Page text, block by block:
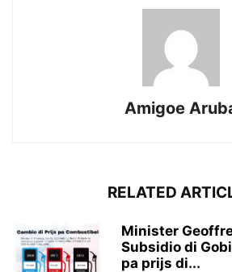
Amigoe
RELATED
Minister
Subsidio di
pa prijs di...